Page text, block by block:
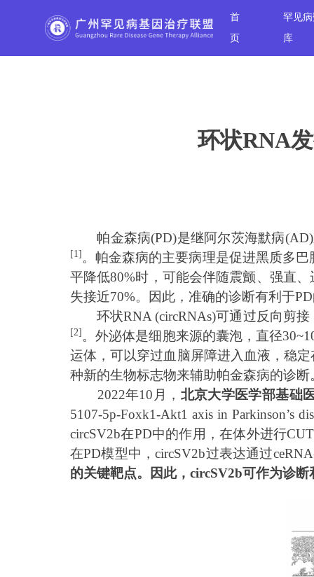
首
页
罕见
库
环状RNA
帕金森病(PD)是继阿尔茨海默病
[1] 。帕金森病的主要病理是促进黑质多
平降低80%时，可能会伴随震颤、强直
失接近70%。因此，准确的诊断有利于
环状RNA (circRNAs)可通过反向剪
[2] 。外泌体是细胞来源的囊泡，直径
运体，可以穿过血脑屏障进入血液，稳
种新的生物标志物来辅助帕金森病的诊
2022年10月， 北京大学医学部基础
5107-5p-Foxk1-Akt1 axis in
circSV2b在PD中的作用，在体外进行
在PD模型中，circSV2b过表达通过
的关键靶点。因此，circSV2b可作为诊